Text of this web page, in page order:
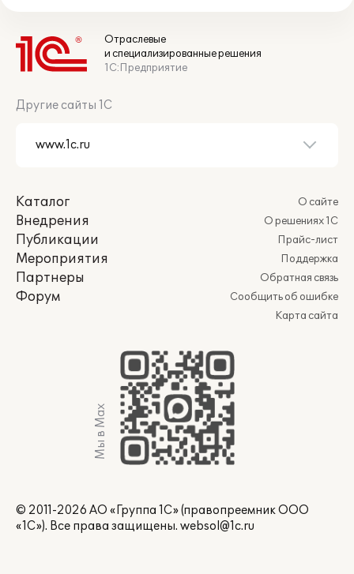
Отраслевые
и специализированные решения
1С:Предприятие
Другие сайты 1С
Каталог
Внедрения
Публикации
Мероприятия
Партнеры
Форум
О сайте
О решениях 1С
Прайс-лист
Поддержка
Обратная связь
Сообщить об ошибке
Карта сайта
Мы в Max
© 2011-2026 АО «Группа 1С» (правопреемник ООО
«1С»). Все права защищены. websol@1c.ru